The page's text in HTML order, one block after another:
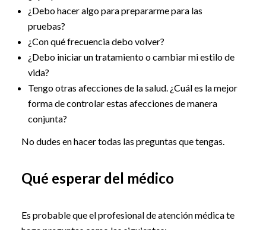
¿Debo hacer algo para prepararme para las
pruebas?
¿Con qué frecuencia debo volver?
¿Debo iniciar un tratamiento o cambiar mi estilo de
vida?
Tengo otras afecciones de la salud. ¿Cuál es la mejor
forma de controlar estas afecciones de manera
conjunta?
No dudes en hacer todas las preguntas que tengas.
Qué esperar del médico
Es probable que el profesional de atención médica te